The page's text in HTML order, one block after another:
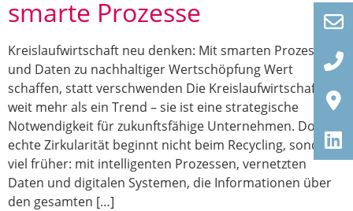
smarte Prozesse
Kreislaufwirtschaft neu denken: Mit smarten Prozessen
und Daten zu nachhaltiger Wertschöpfung Wert
schaffen, statt verschwenden Die Kreislaufwirtschaft ist
weit mehr als ein Trend – sie ist eine strategische
Notwendigkeit für zukunftsfähige Unternehmen. Doch
echte Zirkularität beginnt nicht beim Recycling, sondern
viel früher: mit intelligenten Prozessen, vernetzten
Daten und digitalen Systemen, die Informationen über
den gesamten […]